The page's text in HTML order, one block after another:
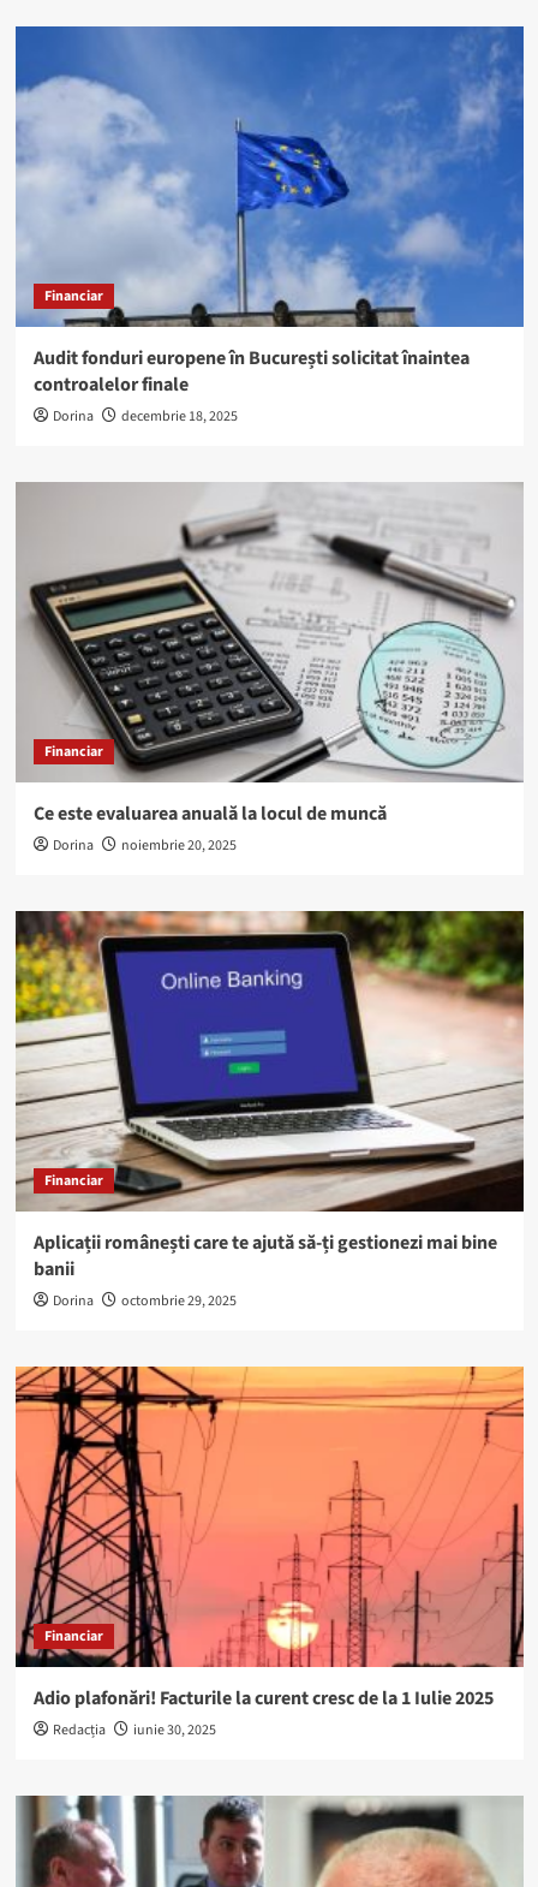
Financiar
Audit fonduri europene în București solicitat înaintea
controalelor finale
Dorina decembrie 18, 2025
Financiar
Ce este evaluarea anuală la locul de muncă
Dorina noiembrie 20, 2025
Financiar
Aplicații românești care te ajută să-ți gestionezi mai bine
banii
Dorina octombrie 29, 2025
Financiar
Adio plafonări! Facturile la curent cresc de la 1 Iulie 2025
Redacția iunie 30, 2025